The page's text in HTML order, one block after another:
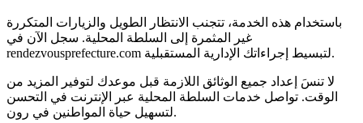
باستخدام هذه الخدمة، تتجنب الانتظار الطويل والزيارات المتكررة
غير المثمرة إلى السلطة المحلية. سجل الآن في
rendezvousprefecture.com لتبسيط إجراءاتك الإدارية المستقبلية.
لا تنسَ إعداد جميع الوثائق اللازمة قبل موعدك لتوفير المزيد من
الوقت. تواصل خدمات السلطة المحلية عبر الإنترنت في التحسن
لتسهيل حياة المواطنين في رون.